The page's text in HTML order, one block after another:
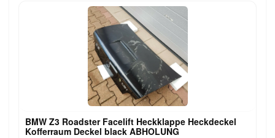
BMW Z3 Roadster Facelift Heckklappe Heckdeckel
Kofferraum Deckel black ABHOLUNG